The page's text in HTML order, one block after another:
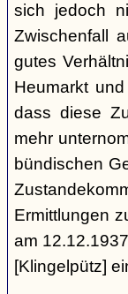
sich jedoch
Zwischenfall
gutes
Heumarkt
dass diese
mehr
bündischen
Ermittlungen
am
[Klingelpütz]